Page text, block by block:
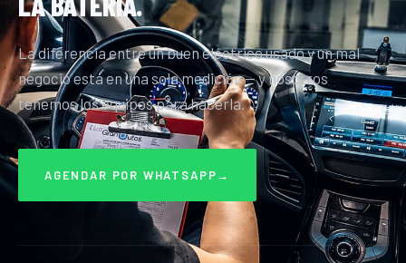
La diferencia entre un buen eléctrico usado y un mal
negocio está en una sola medición — y nosotros
tenemos los equipos para hacerla.
AGENDAR POR WHATSAPP→